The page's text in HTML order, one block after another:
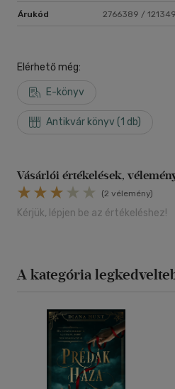
Árukód 2766389 /
Elérhető még:
E-könyv
Antikvár könyv (1 db)
Vásárlói értékelések,
(2 vélemény)
Kérjük, lépjen be az értékeléshez!
A kategória